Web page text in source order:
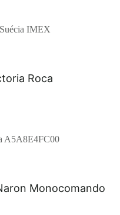
IMEX
A5A8E4FC00